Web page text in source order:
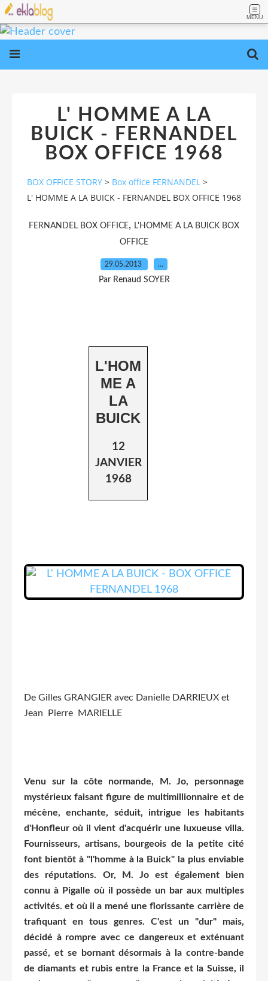
MENU
L' HOMME A LA
BUICK - FERNANDEL
BOX OFFICE 1968
BOX OFFICE STORY > Box office FERNANDEL >
L' HOMME A LA BUICK - FERNANDEL BOX OFFICE 1968
FERNANDEL BOX OFFICE,
L'HOMME A LA BUICK BOX
OFFICE
29.05.2013 …
Par Renaud SOYER
L'HOM
ME A
LA
BUICK
12
JANVIER
1968
De Gilles GRANGIER avec Danielle DARRIEUX et
Jean Pierre MARIELLE
Venu sur la côte normande, M. Jo, personnage
mystérieux faisant figure de multimillionnaire et de
mécène, enchante, séduit, intrigue les habitants
d'Honfleur où il vient d'acquérir une luxueuse villa.
Fournisseurs, artisans, bourgeois de la petite cité
font bientôt à "l'homme à la Buick" la plus enviable
des réputations. Or, M. Jo est également bien
connu à Pigalle où il possède un bar aux multiples
activités. et où il a mené une florissante carrière de
trafiquant en tous genres. C'est un "dur" mais,
décidé à rompre avec ce dangereux et exténuant
passé, et se bornant désormais à la contre-bande
de diamants et rubis entre la France et la Suisse, il